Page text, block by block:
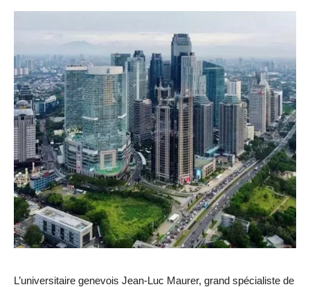
L’universitaire genevois Jean-Luc Maurer, grand spécialiste de